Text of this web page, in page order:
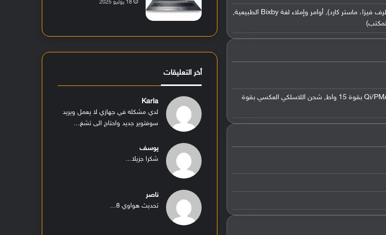
دعم النطاق العريض للغاية (UWB), سامسونج باي (معتمدة من طرف فيزا، ماستر كارد), أوامر وإملاء لغة Bixby الطبيعية,
يدعم الشحن السريع بقوة 45 واط, يدعم الشحن السريع الاسلكي Qi/PMA بقوة 15 واط, شحن اللاسلكي العكسي بقوة
18 يوليو 2025
أخر التعليقات
Karla
لدي مشكله في جهازي لا يعمل ويريد
سوفتوير جديد واحتاج الى تشغ...
يوسف
شكرا جزيلا...
ناصر
تحديث هواوي 8...